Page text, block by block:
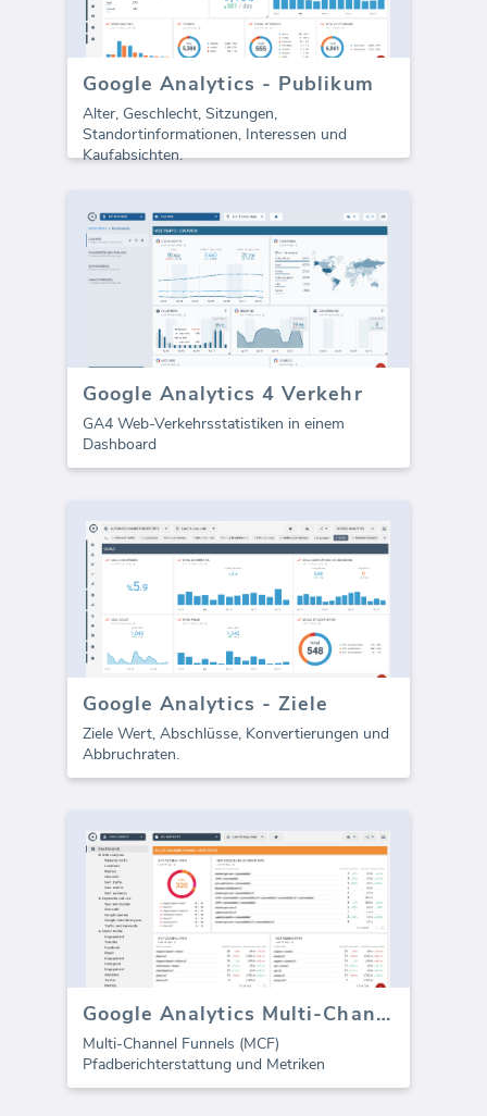
Google Analytics - Publikum
Alter, Geschlecht, Sitzungen,
Standortinformationen, Interessen und
Kaufabsichten.
Google Analytics 4 Verkehr
GA4 Web-Verkehrsstatistiken in einem
Dashboard
Google Analytics - Ziele
Ziele Wert, Abschlüsse, Konvertierungen und
Abbruchraten.
Google Analytics Multi-Channel Funnels Pfade
Multi-Channel Funnels (MCF)
Pfadberichterstattung und Metriken